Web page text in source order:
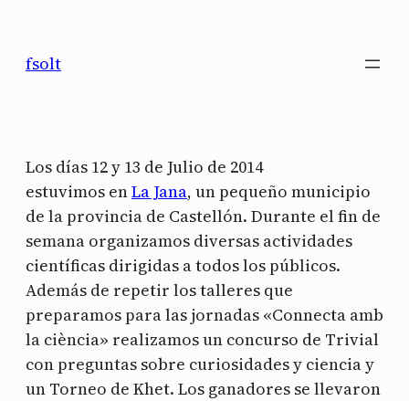
contenido
fsolt
Los días 12 y 13 de Julio de 2014
estuvimos enLa Jana, un pequeño municipio
de la provincia de Castellón. Durante el fin de
semana organizamos diversas actividades
científicas dirigidas a todos los públicos.
Además de repetir los talleres que
preparamos para las jornadas «Connecta amb
la ciència» realizamos un concurso de Trivial
con preguntas sobre curiosidades y ciencia y
un Torneo de Khet. Los ganadores se llevaron